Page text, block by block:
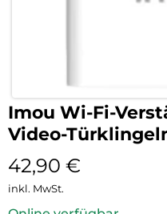
Imou Wi-Fi-
Video-
42,90 €
inkl. MwSt.